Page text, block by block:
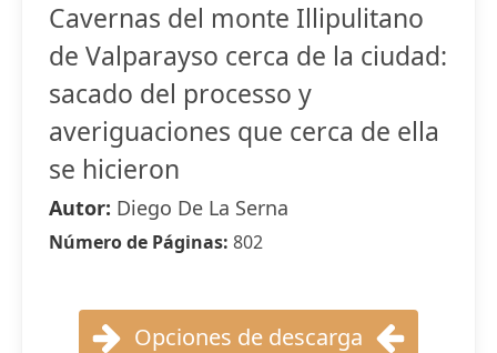
Cavernas del monte Illipulitano
de Valparayso cerca de la ciudad:
sacado del processo y
averiguaciones que cerca de ella
se hicieron
Autor: Diego De La Serna
Número de Páginas: 802
Opciones de descarga